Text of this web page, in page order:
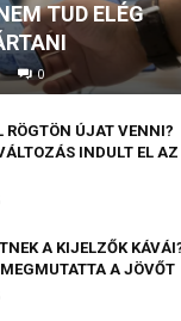
TUD ELÉG
0
RÖGTÖN ÚJAT VENNI?
INDULT EL AZ
A KIJELZŐK
A JÖVŐT